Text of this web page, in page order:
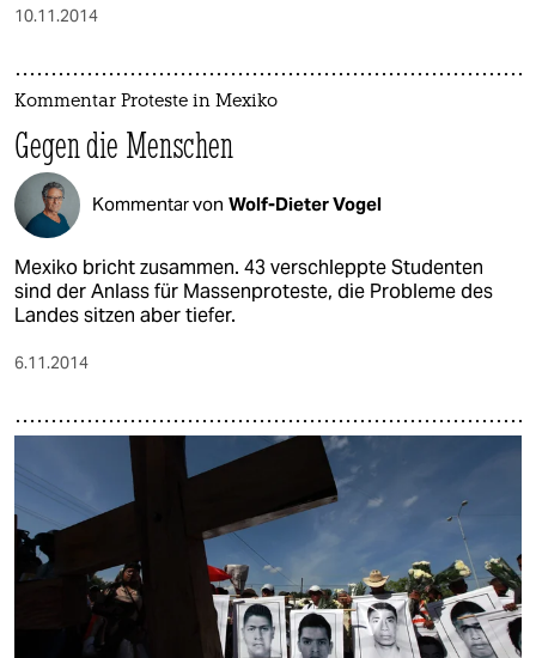
10.11.2014
Kommentar Proteste in Mexiko
Gegen die Menschen
Kommentar von Wolf-Dieter Vogel
Mexiko bricht zusammen. 43 verschleppte Studenten
sind der Anlass für Massenproteste, die Probleme des
Landes sitzen aber tiefer.
6.11.2014